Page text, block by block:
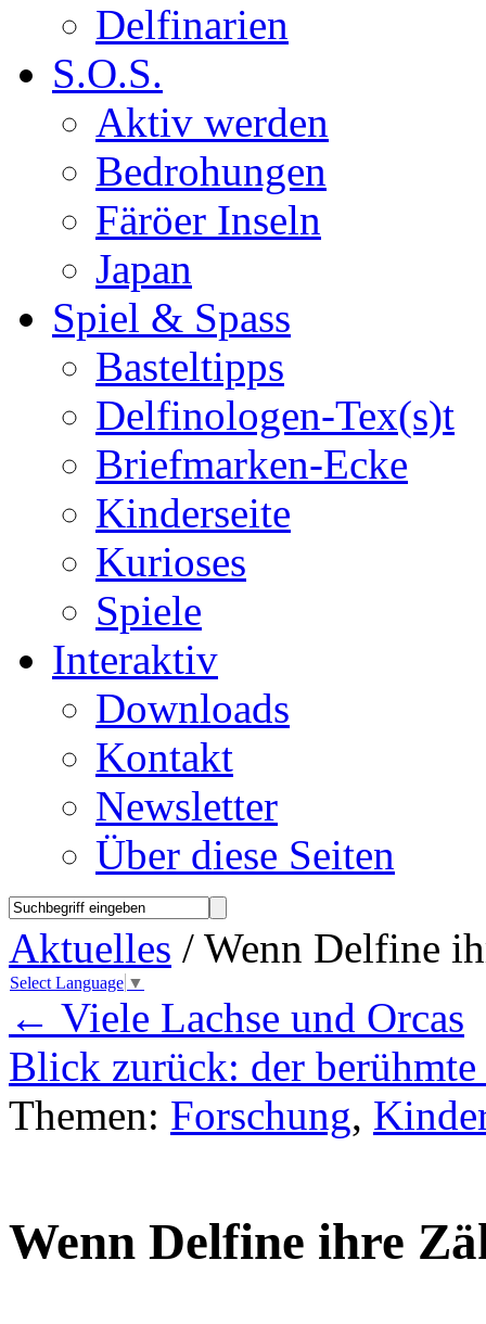
Delfinarien
S.O.S.
Aktiv werden
Bedrohungen
Färöer Inseln
Japan
Spiel & Spass
Basteltipps
Delfinologen-Tex(s)t
Briefmarken-Ecke
Kinderseite
Kurioses
Spiele
Interaktiv
Downloads
Kontakt
Newsletter
Über diese Seiten
Aktuelles / Wenn Delfine
Select Language ▼
← Viele Lachse und Orcas
Blick zurück: der
Themen: Forschung,
Wenn Delfine ihre